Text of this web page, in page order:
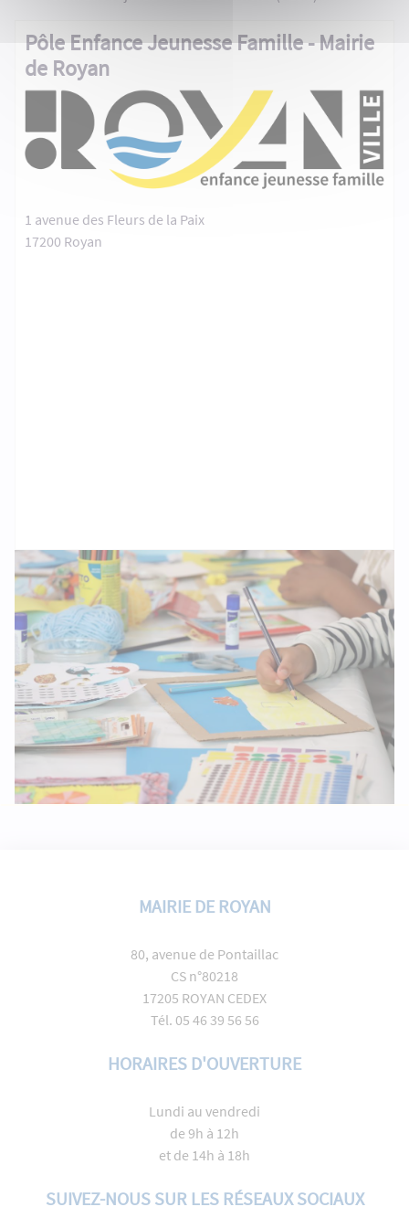
Pôle Enfance Jeunesse Famille - Mairie
de Royan
1 avenue des Fleurs de la Paix
17200 Royan
MAIRIE DE ROYAN
80, avenue de Pontaillac
CS n°80218
17205 ROYAN CEDEX
Tél. 05 46 39 56 56
HORAIRES D'OUVERTURE
Lundi au vendredi
de 9h à 12h
et de 14h à 18h
SUIVEZ-NOUS SUR LES RÉSEAUX SOCIAUX